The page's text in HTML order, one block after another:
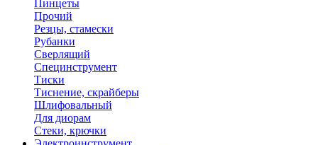
Пинцеты
Прочий
Резцы, стамески
Рубанки
Сверлящий
Специнструмент
Тиски
Тиснение, скрайберы
Шлифовальный
Для диорам
Стеки, крючки